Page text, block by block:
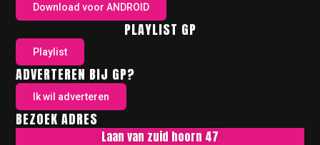
Download voor ANDROID
PLAYLIST GP
Playlist
ADVERTEREN BIJ GP?
Ik wil adverteren
BEZOEK ADRES
Laan van zuid hoorn 47